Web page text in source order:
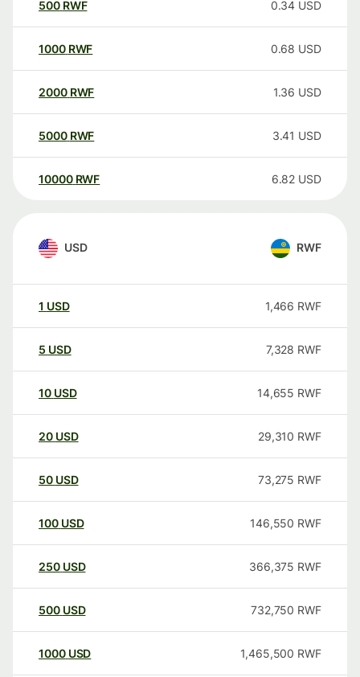
500 RWF 0.34 USD
1000 RWF 0.68 USD
2000 RWF 1.36 USD
5000 RWF 3.41 USD
10000 RWF 6.82 USD
USD RWF
1 USD 1,466 RWF
5 USD 7,328 RWF
10 USD 14,655 RWF
20 USD 29,310 RWF
50 USD 73,275 RWF
100 USD 146,550 RWF
250 USD 366,375 RWF
500 USD 732,750 RWF
1000 USD 1,465,500 RWF